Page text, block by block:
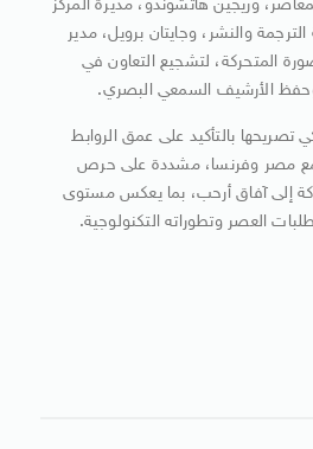
وريجين هاتشوندو، مديرة المركز
والنشر، وجايتان برويل، مدير
المتحركة، لتشجيع التعاون في
وحفظ الأرشيف السمعي البصري.
تصريحها بالتأكيد على عمق الروابط
تجمع مصر وفرنسا، مشددة على حرص
إلى آفاق أرحب، بما يعكس مستوى
العصر وتطوراته التكنولوجية.